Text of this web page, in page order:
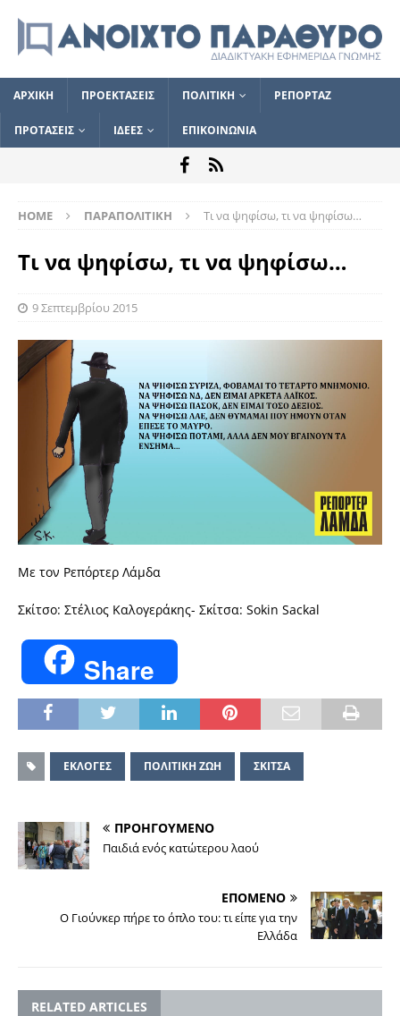
ΑΡΧΙΚΗ ΠΡΟΕΚΤΑΣΕΙΣ ΠΟΛΙΤΙΚΗ ΡΕΠΟΡΤΑΖ
ΠΡΟΤΑΣΕΙΣ ΙΔΕΕΣ ΕΠΙΚΟΙΝΩΝΙΑ
HOME ΠΑΡΑΠΟΛΙΤΙΚΗ Τι να ψηφίσω, τι να ψηφίσω…
Τι να ψηφίσω, τι να ψηφίσω…
9 Σεπτεμβρίου 2015
Με τον Ρεπόρτερ Λάμδα
Σκίτσο: Στέλιος Καλογεράκης- Σκίτσα: Sokin Sackal
Share
ΕΚΛΟΓΕΣ ΠΟΛΙΤΙΚΗ ΖΩΗ ΣΚΙΤΣΑ
ΠΡΟΗΓΟΥΜΕΝΟ
Παιδιά ενός κατώτερου λαού
ΕΠΟΜΕΝΟ
Ο Γιούνκερ πήρε το όπλο του: τι είπε για την
Ελλάδα
RELATED ARTICLES